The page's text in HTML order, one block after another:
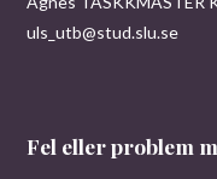
uls_utb@stud.slu.se
Fel eller problem